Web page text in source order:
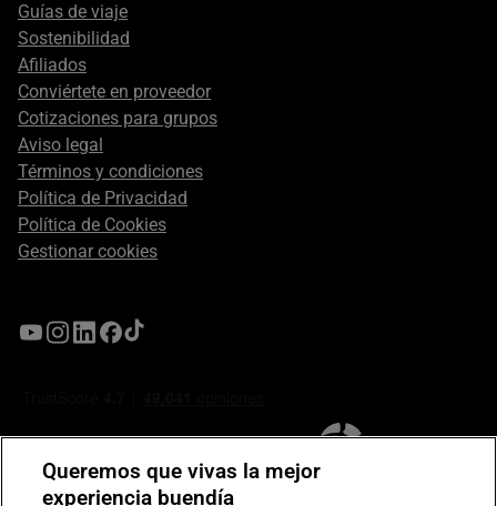
Guías de viaje
Sostenibilidad
Afiliados
Conviértete en proveedor
Cotizaciones para grupos
Aviso legal
Términos y condiciones
Política de Privacidad
Política de Cookies
Gestionar cookies
Queremos que vivas la mejor
experiencia buendía